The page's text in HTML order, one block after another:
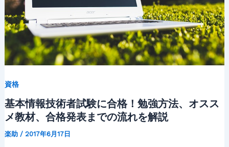
資格
基本情報技術者試験に合格！勉強方法、オスス
メ教材、合格発表までの流れを解説
楽助 / 2017年6月17日